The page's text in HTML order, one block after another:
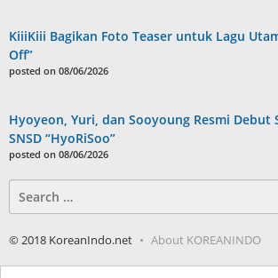
KiiiKiii Bagikan Foto Teaser untuk Lagu
Off”
posted on 08/06/2026
Hyoyeon, Yuri, dan Sooyoung Resmi Debut
SNSD “HyoRiSoo”
posted on 08/06/2026
for:
© 2018 KoreanIndo.net About KOREANINDO